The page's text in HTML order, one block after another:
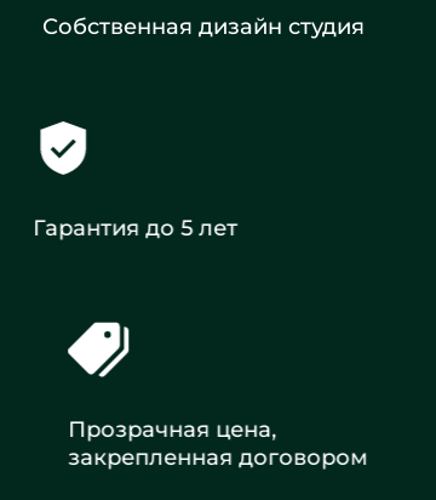
Собственная дизайн студия
Гарантия до 5 лет
Прозрачная цена,
закрепленная договором